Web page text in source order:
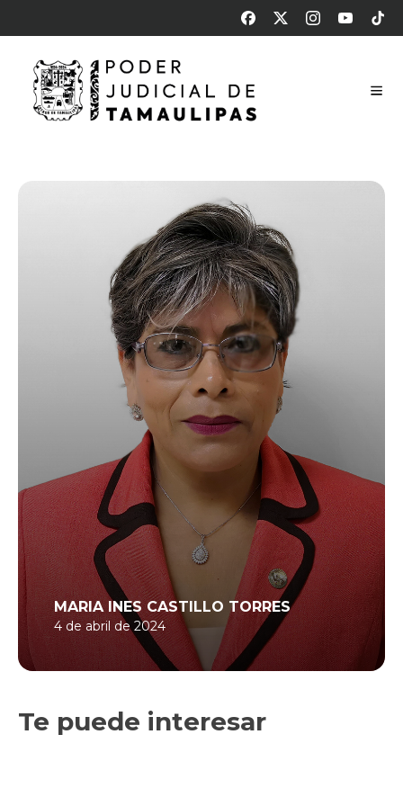
MARIA INES CASTILLO TORRES
4 de abril de 2024
Te puede interesar